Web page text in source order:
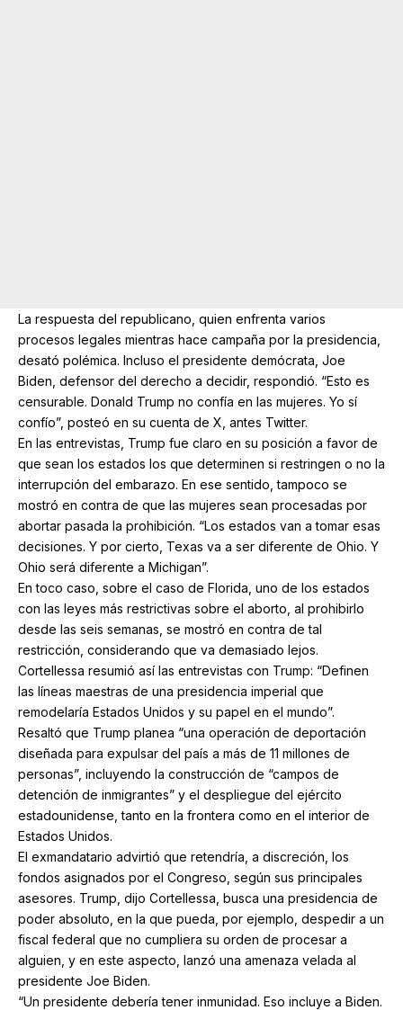
La respuesta del republicano, quien enfrenta varios
procesos legales mientras hace campaña por la presidencia,
desató polémica. Incluso el presidente demócrata, Joe
Biden, defensor del derecho a decidir, respondió. “Esto es
censurable. Donald Trump no confía en las mujeres. Yo sí
confío”, posteó en su cuenta de X, antes Twitter.
En las entrevistas, Trump fue claro en su posición a favor de
que sean los estados los que determinen si restringen o no la
interrupción del embarazo. En ese sentido, tampoco se
mostró en contra de que las mujeres sean procesadas por
abortar pasada la prohibición. “Los estados van a tomar esas
decisiones. Y por cierto, Texas va a ser diferente de Ohio. Y
Ohio será diferente a Michigan”.
En toco caso, sobre el caso de Florida, uno de los estados
con las leyes más restrictivas sobre el aborto, al prohibirlo
desde las seis semanas, se mostró en contra de tal
restricción, considerando que va demasiado lejos.
Cortellessa resumió así las entrevistas con Trump: “Definen
las líneas maestras de una presidencia imperial que
remodelaría Estados Unidos y su papel en el mundo”.
Resaltó que Trump planea “una operación de deportación
diseñada para expulsar del país a más de 11 millones de
personas”, incluyendo la construcción de “campos de
detención de inmigrantes” y el despliegue del ejército
estadounidense, tanto en la frontera como en el interior de
Estados Unidos.
El exmandatario advirtió que retendría, a discreción, los
fondos asignados por el Congreso, según sus principales
asesores. Trump, dijo Cortellessa, busca una presidencia de
poder absoluto, en la que pueda, por ejemplo, despedir a un
fiscal federal que no cumpliera su orden de procesar a
alguien, y en este aspecto, lanzó una amenaza velada al
presidente Joe Biden.
“Un presidente debería tener inmunidad. Eso incluye a Biden.